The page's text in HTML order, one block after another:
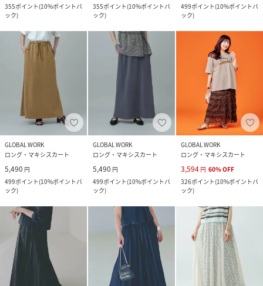
355ポイント(10%ポイントバ
ック)
355ポイント(10%ポイントバ
ック)
499ポイント(10%ポイントバ
ック)
GLOBAL WORK
ロング・マキシスカート
5,490 円
499ポイント(10%ポイントバ
ック)
GLOBAL WORK
ロング・マキシスカート
5,490 円
499ポイント(10%ポイントバ
ック)
GLOBAL WORK
ロング・マキシスカート
3,594 円 60%OFF
326ポイント(10%ポイントバ
ック)